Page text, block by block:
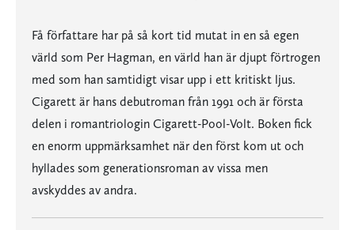
Få författare har på så kort tid mutat in en så egen
värld som Per Hagman, en värld han är djupt förtrogen
med som han samtidigt visar upp i ett kritiskt ljus.
Cigarett är hans debutroman från 1991 och är första
delen i romantriologin Cigarett-Pool-Volt. Boken fick
en enorm uppmärksamhet när den först kom ut och
hyllades som generationsroman av vissa men
avskyddes av andra.